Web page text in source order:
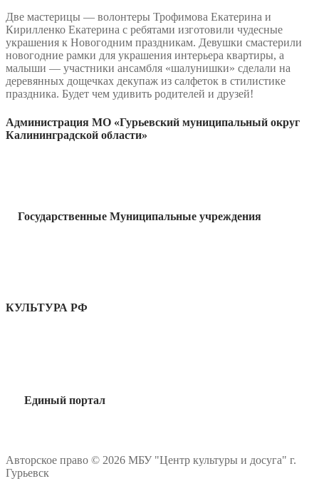
Две мастерицы — волонтеры Трофимова Екатерина и
Кирилленко Екатерина с ребятами изготовили чудесные
украшения к Новогодним праздникам. Девушки смастерили
новогодние рамки для украшения интерьера квартиры, а
малыши — участники ансамбля «шалунишки» сделали на
деревянных дощечках декупаж из салфеток в стилистике
праздника. Будет чем удивить родителей и друзей!
Администрация МО «Гурьевский муниципальный округ
Калининградской области»
Государственные Муниципальные учреждения
КУЛЬТУРА РФ
Единый портал
Авторское право © 2026 МБУ "Центр культуры и досуга" г.
Гурьевск